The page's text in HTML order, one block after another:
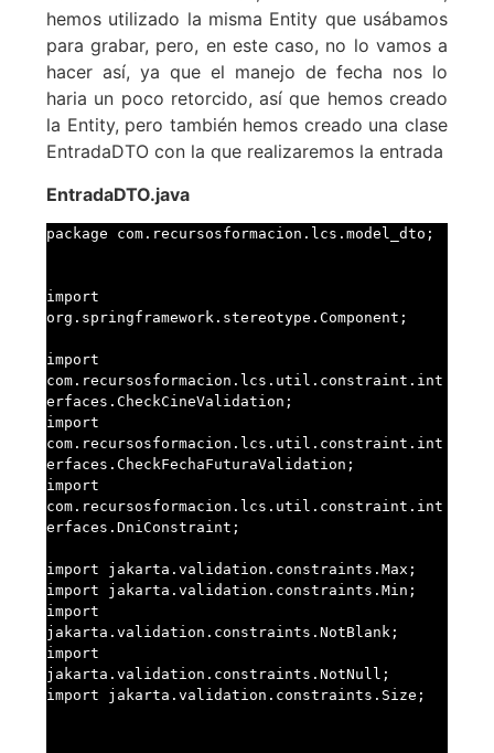
hemos utilizado la misma Entity que usábamos
para grabar, pero, en este caso, no lo vamos a
hacer así, ya que el manejo de fecha nos lo
haria un poco retorcido, así que hemos creado
la Entity, pero también hemos creado una clase
EntradaDTO con la que realizaremos la entrada
EntradaDTO.java
package com.recursosformacion.lcs.model_dto;
import
org.springframework.stereotype.Component;
import
com.recursosformacion.lcs.util.constraint.int
erfaces.CheckCineValidation;
import
com.recursosformacion.lcs.util.constraint.int
erfaces.CheckFechaFuturaValidation;
import
com.recursosformacion.lcs.util.constraint.int
erfaces.DniConstraint;
import jakarta.validation.constraints.Max;
import jakarta.validation.constraints.Min;
import
jakarta.validation.constraints.NotBlank;
import
jakarta.validation.constraints.NotNull;
import jakarta.validation.constraints.Size;